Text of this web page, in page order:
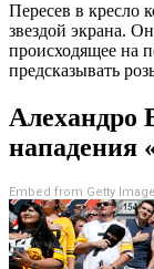
Пересев в кресло
звездой экрана.
происходящее на
предсказывать
Алехандро
нападения
Embed from Getty